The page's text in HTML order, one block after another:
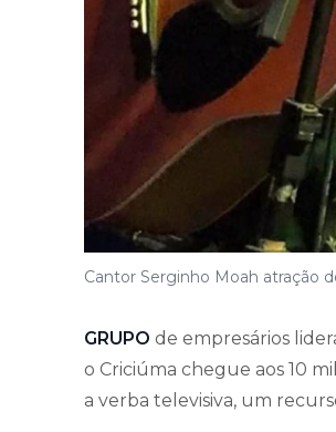
Cantor Serginho Moah atração
GRUPO de empresários
o Criciúma chegue aos 10
a verba televisiva, um